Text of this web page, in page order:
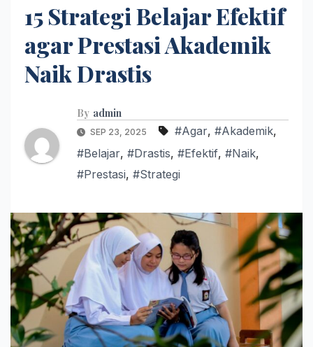
15 Strategi Belajar Efektif
agar Prestasi Akademik
Naik Drastis
By admin
SEP 23, 2025 #Agar, #Akademik,
#Belajar, #Drastis, #Efektif, #Naik,
#Prestasi, #Strategi